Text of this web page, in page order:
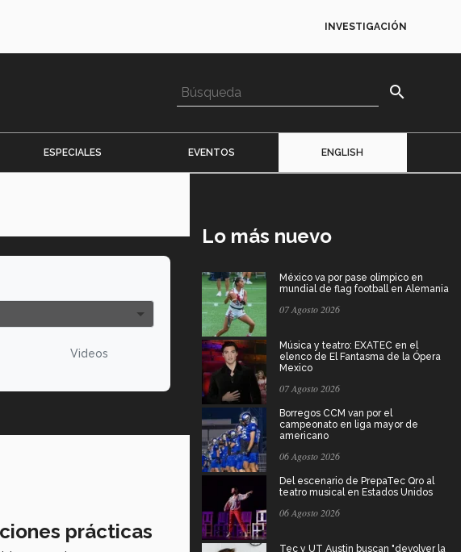
INVESTIGACIÓN
search
ESPECIALES EVENTOS ENGLISH
Videos
prácticas
Lo más nuevo
México va por pase olímpico en
mundial de flag football en Alemania
07 Agosto 2026
Música y teatro: EXATEC en el
elenco de El Fantasma de la Ópera
Mexico
07 Agosto 2026
Borregos CCM van por el
campeonato en liga mayor de
americano
06 Agosto 2026
Del escenario de PrepaTec Qro al
teatro musical en Estados Unidos
06 Agosto 2026
Tec y UT Austin buscan "devolver la